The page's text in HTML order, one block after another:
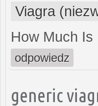
Viagra
How Much Is
odpowiedz
generic